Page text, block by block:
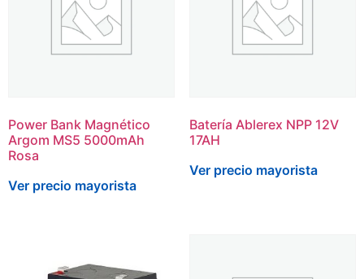
Power Bank Magnético
Argom MS5 5000mAh
Rosa
Ver precio mayorista
Batería Ablerex NPP 12V
17AH
Ver precio mayorista